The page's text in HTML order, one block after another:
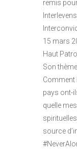
remis
15 mars
Haut
Son
Comment
pays ont-
quelle
source